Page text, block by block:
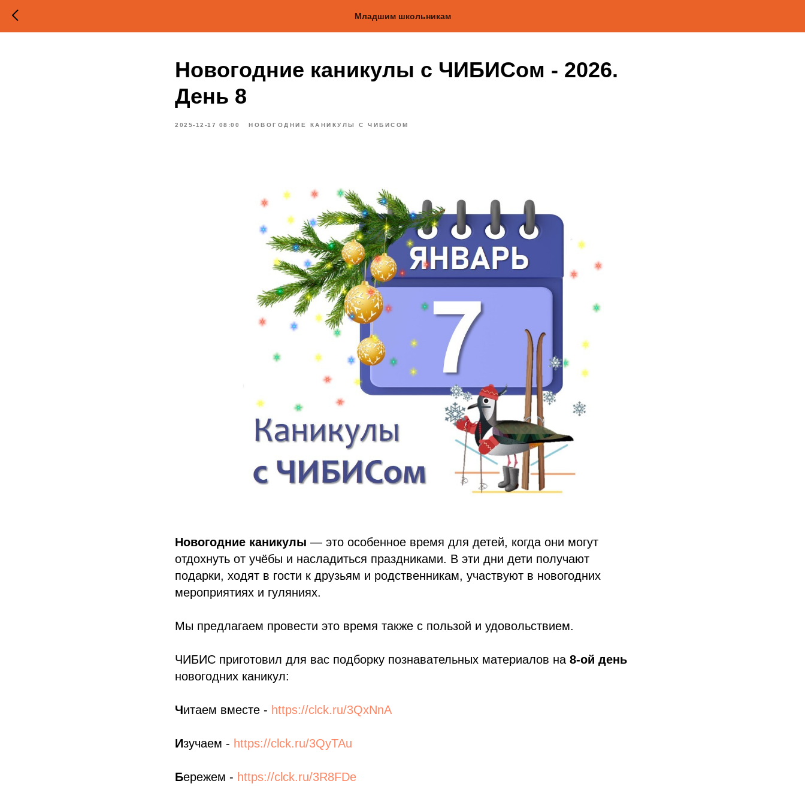
Младшим школьникам
Новогодние каникулы с ЧИБИСом - 2026.
День 8
2025-12-17 08:00 НОВОГОДНИЕ КАНИКУЛЫ С ЧИБИСОМ
Новогодние каникулы — это особенное время для детей, когда они могут
отдохнуть от учёбы и насладиться праздниками. В эти дни дети получают
подарки, ходят в гости к друзьям и родственникам, участвуют в новогодних
мероприятиях и гуляниях.
Мы предлагаем провести это время также с пользой и удовольствием.
ЧИБИС приготовил для вас подборку познавательных материалов на 8-ой день
новогодних каникул:
Читаем вместе - https://clck.ru/3QxNnA
Изучаем - https://clck.ru/3QyTAu
Бережем - https://clck.ru/3R8FDe